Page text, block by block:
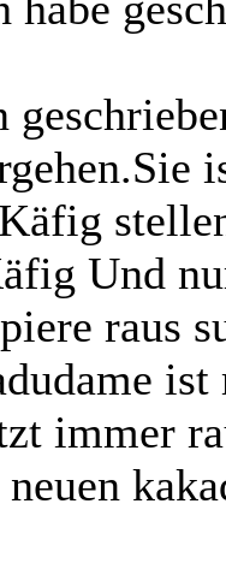
Und
raus
immer